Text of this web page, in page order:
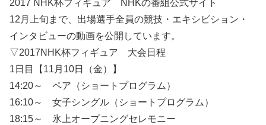
2017 NHK杯フィギュア NHKの番組公式サイト
12月上旬まで、出場選手全員の競技・エキシビション・
インタビューの動画を公開しています。
▽2017NHK杯フィギュア 大会日程
1日目【11月10日（金）】
14:20～ ペア（ショートプログラム）
16:10～ 女子シングル（ショートプログラム）
18:15～ 氷上オープニングセレモニー